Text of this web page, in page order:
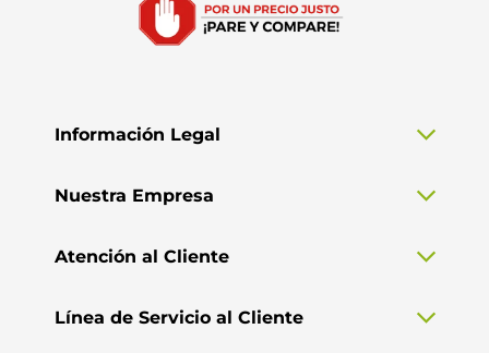
Información Legal
Nuestra Empresa
Atención al Cliente
Línea de Servicio al Cliente